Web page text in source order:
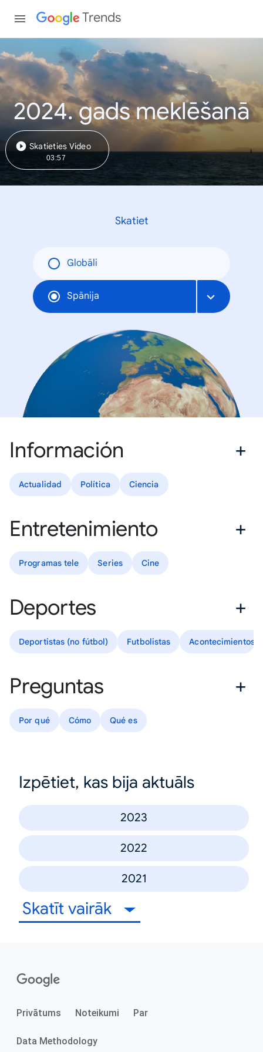
Trends
2024. gads meklēšanā
Skatieties Video
03:57
Skatiet
Globāli
Spānija
Información
Actualidad Política Ciencia
Entretenimiento
Programas tele Series Cine
Deportes
Deportistas (no fútbol) Futbolistas Acontecimientos
Preguntas
Por qué Cómo Qué es
Izpētiet, kas bija aktuāls
2023
2022
2021
Skatīt vairāk
Privātums Noteikumi Par
Data Methodology